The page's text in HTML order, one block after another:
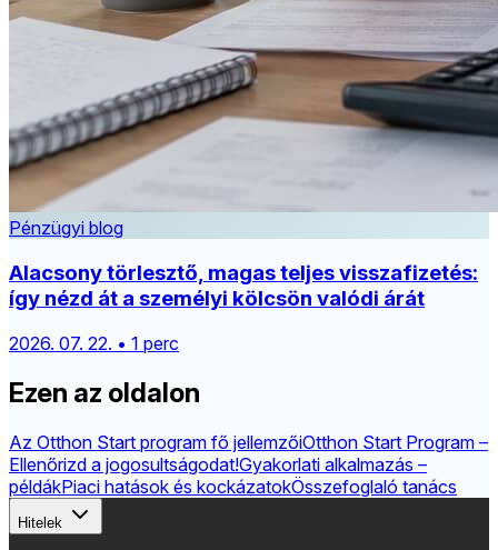
Pénzügyi blog
Alacsony törlesztő, magas teljes visszafizetés:
így nézd át a személyi kölcsön valódi árát
2026. 07. 22. • 1 perc
Ezen az oldalon
Az Otthon Start program fő jellemzőiOtthon Start Program –
Ellenőrizd a jogosultságodat!Gyakorlati alkalmazás –
példákPiaci hatások és kockázatokÖsszefoglaló tanács
Hitelek